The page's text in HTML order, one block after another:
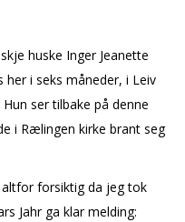
huske Inger Jeanette
her i seks måneder, i Leiv
ser tilbake på denne
i Rælingen kirke brant seg
forsiktig da jeg tok
Jahr ga klar melding: